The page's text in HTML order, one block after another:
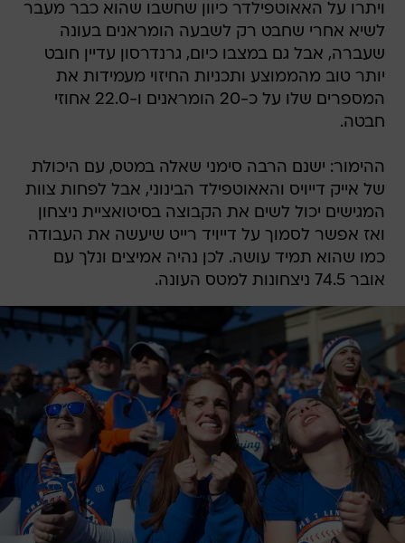
ויתרו על האאוטפילדר כיוון שחשבו שהוא כבר מעבר
לשיא אחרי שחבט רק לשבעה הומראנים בעונה
שעברה, אבל גם במצבו כיום, גרנדרסון עדיין חובט
יותר טוב מהממוצע ותכניות החיזוי מעמידות את
המספרים שלו על כ-20 הומראנים ו-22.0 אחוזי
חבטה.
ההימור: ישנם הרבה סימני שאלה במטס, עם היכולת
של אייק דייויס והאאוטפילד הבינוני, אבל לפחות צוות
המגישים יכול לשים את הקבוצה בסיטואציית ניצחון
ואז אפשר לסמוך על דייויד רייט שיעשה את העבודה
כמו שהוא תמיד עושה. לכן נהיה אמיצים ונלך עם
אובר 74.5 ניצחונות למטס העונה.